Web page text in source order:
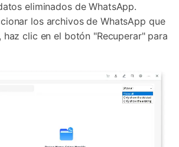
eliminados de WhatsApp.
los archivos de WhatsApp que
haz clic en el botón "Recuperar" para